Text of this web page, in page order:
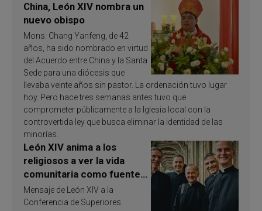
China, León XIV nombra un
nuevo obispo
Mons. Chang Yanfeng, de 42
años, ha sido nombrado en virtud
del Acuerdo entre China y la Santa
Sede para una diócesis que
llevaba veinte años sin pastor. La ordenación tuvo lugar
hoy. Pero hace tres semanas antes tuvo que
comprometer públicamente a la Iglesia local con la
controvertida ley que busca eliminar la identidad de las
minorías.
León XIV anima a los
religiosos a ver la vida
comunitaria como fuente
de inspiración y
santificación
Mensaje de León XIV a la
Conferencia de Superiores